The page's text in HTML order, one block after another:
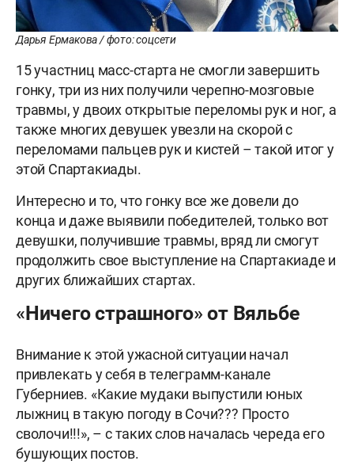
Дарья Ермакова / фото: соцсети
15 участниц масс-старта не смогли завершить
гонку, три из них получили черепно-мозговые
травмы, у двоих открытые переломы рук и ног, а
также многих девушек увезли на скорой с
переломами пальцев рук и кистей – такой итог у
этой Спартакиады.
Интересно и то, что гонку все же довели до
конца и даже выявили победителей, только вот
девушки, получившие травмы, вряд ли смогут
продолжить свое выступление на Спартакиаде и
других ближайших стартах.
«Ничего страшного» от Вяльбе
Внимание к этой ужасной ситуации начал
привлекать у себя в телеграмм-канале
Губерниев. «Какие мудаки выпустили юных
лыжниц в такую погоду в Сочи??? Просто
сволочи!!!», – с таких слов началась череда его
бушующих постов.